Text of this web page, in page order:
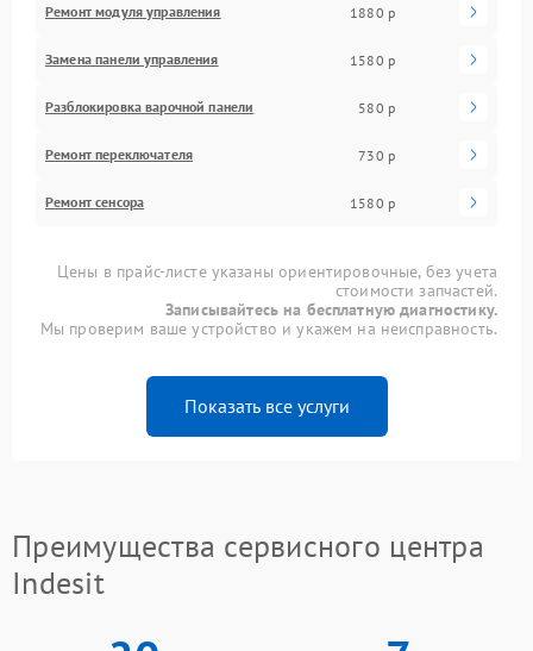
Ремонт модуля управления 1880 р
Замена панели управления 1580 р
Разблокировка варочной панели 580 р
Ремонт переключателя 730 р
Ремонт сенсора 1580 р
Цены в прайс-листе указаны ориентировочные, без учета
стоимости запчастей.
Записывайтесь на бесплатную диагностику.
Мы проверим ваше устройство и укажем на неисправность.
Показать все услуги
Преимущества сервисного центра
Indesit